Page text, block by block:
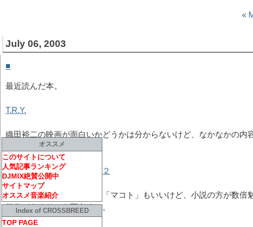
オススメ
このサイトについて
人気記事ランキング
DJMIX絶賛公開中
サイトマップ
オススメ音楽紹介
Index of CROSSBREED
TOP PAGE
«
July 06, 2003
■
最近読んだ本。
T.R.Y.
織田裕二の映画が面白いかどうかは分からないけど、なかなかの内
映画観たいな。
池袋ウエストゲートパーク２
相変わらず最高。ドラマの「マコト」もいいけど、小説の方が数倍
前作があまりにも面白くて。